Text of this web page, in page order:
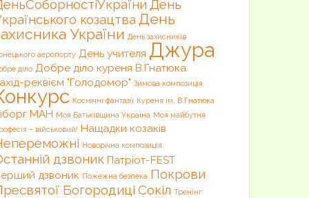
День
козацтва День
України День захисників
аеропорту День учителя Джура
діло Добре діло куреня В.Гнатюка
реквієм "Голодомор" Зимова композиція
Космічні фантазії Куреня ім. В.Гнатюка
МАН Моя Батьківщина Україна Моя майбутня
– військовий! Нащадки козаків
Новорічна композиція
дзвоник Патріот-FEST
дзвоник Пожежна безпека Покрови
Богородиці Сокіл Тренінг